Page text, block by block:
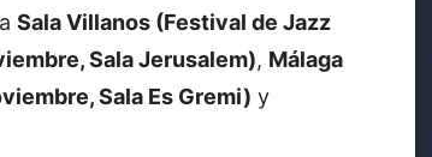
Sala Villanos (Festival de Jazz
Sala Jerusalem), Málaga
Sala Es Gremi) y